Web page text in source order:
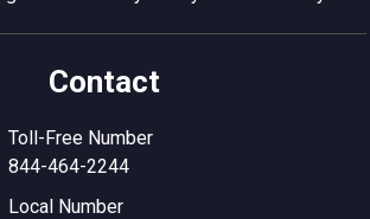
Contact
Toll-Free Number
844-464-2244
Local Number